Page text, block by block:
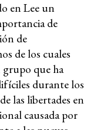
en Lee un
de
de
de los cuales
grupo que ha
durante los
las libertades en
causada por